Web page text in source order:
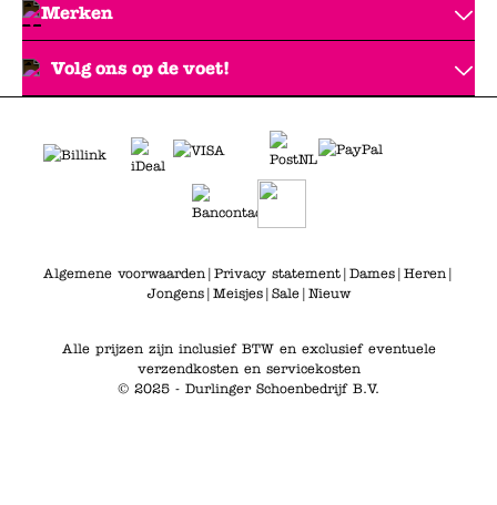
Merken
Volg ons op de voet!
Algemene voorwaarden| Privacy statement| Dames| Heren|
Jongens| Meisjes| Sale| Nieuw
Alle prijzen zijn inclusief BTW en exclusief eventuele
verzendkosten en servicekosten
© 2025 - Durlinger Schoenbedrijf B.V.